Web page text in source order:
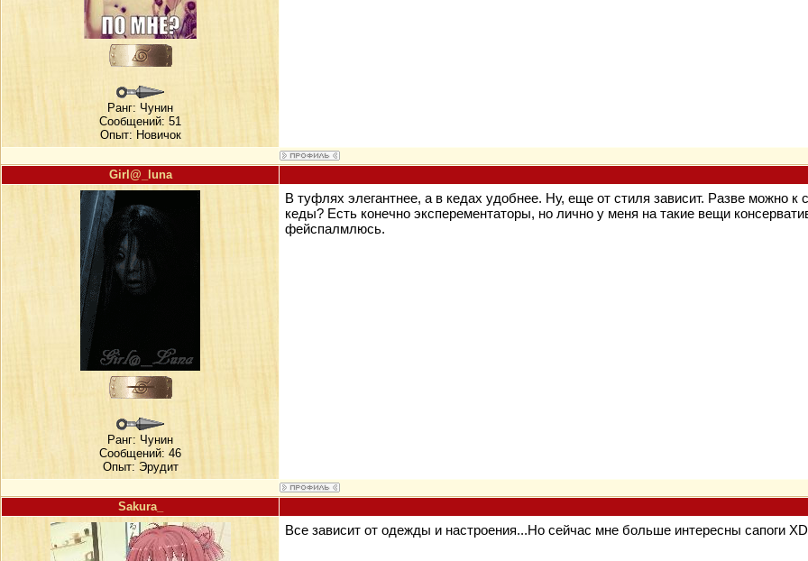
Ранг: Чунин
Сообщений: 51
Опыт: Новичок
Girl@_luna
Ранг: Чунин
Сообщений: 46
Опыт: Эрудит
В туфлях элегантнее, а в кедах удобнее. Ну, еще от стиля зависит. Разве можно к
кеды? Есть конечно эксперементаторы, но лично у меня на такие вещи
фейспалмлюсь.
Sakura_
Все зависит от одежды и настроения...Но сейчас мне больше интересны сапоги XD